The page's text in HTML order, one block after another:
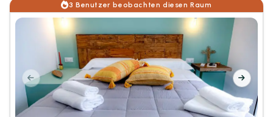
3 Benutzer beobachten diesen Raum